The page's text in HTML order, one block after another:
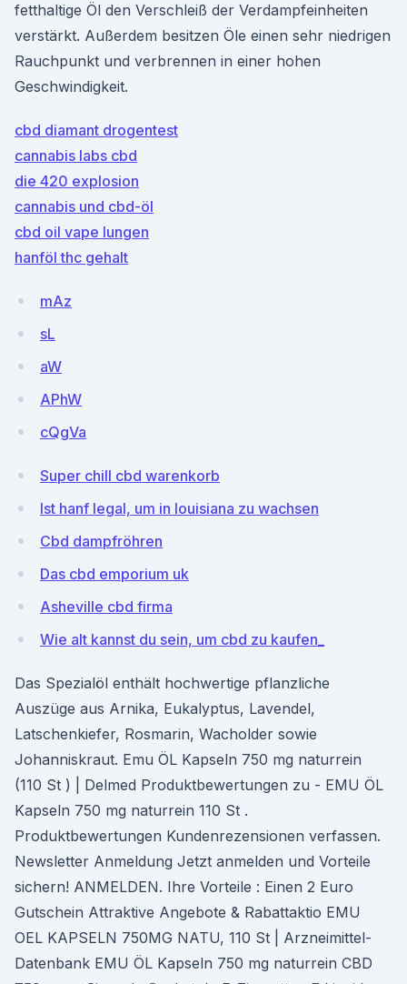
fetthaltige Öl den Verschleiß der Verdampfeinheiten
verstärkt. Außerdem besitzen Öle einen sehr niedrigen
Rauchpunkt und verbrennen in einer hohen
Geschwindigkeit.
cbd diamant drogentest
cannabis labs cbd
die 420 explosion
cannabis und cbd-öl
cbd oil vape lungen
hanföl thc gehalt
mAz
sL
aW
APhW
cQgVa
Super chill cbd warenkorb
Ist hanf legal, um in louisiana zu wachsen
Cbd dampfröhren
Das cbd emporium uk
Asheville cbd firma
Wie alt kannst du sein, um cbd zu kaufen_
Das Spezialöl enthält hochwertige pflanzliche
Auszüge aus Arnika, Eukalyptus, Lavendel,
Latschenkiefer, Rosmarin, Wacholder sowie
Johanniskraut. Emu ÖL Kapseln 750 mg naturrein
(110 St ) | Delmed Produktbewertungen zu - EMU ÖL
Kapseln 750 mg naturrein 110 St .
Produktbewertungen Kundenrezensionen verfassen.
Newsletter Anmeldung Jetzt anmelden und Vorteile
sichern! ANMELDEN. Ihre Vorteile : Einen 2 Euro
Gutschein Attraktive Angebote & Rabattaktio EMU
OEL KAPSELN 750MG NATU, 110 St | Arzneimittel-
Datenbank EMU ÖL Kapseln 750 mg naturrein CBD